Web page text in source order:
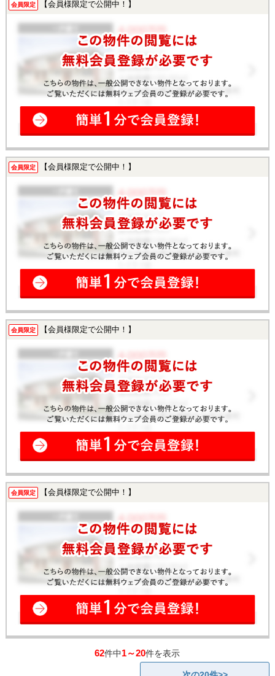
会員限定 【会員様限定で公開中！】
会員限定 【会員様限定で公開中！】
会員限定 【会員様限定で公開中！】
会員限定 【会員様限定で公開中！】
62件中1～20件を表示